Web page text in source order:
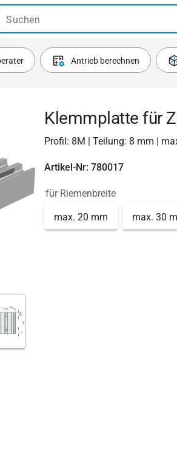
Suchen
Antrieb berechnen
Klemmplatte für
Profil: 8M | Teilung: 8 mm |
Artikel-Nr: 780017
für Riemenbreite
max. 20 mm max. 30